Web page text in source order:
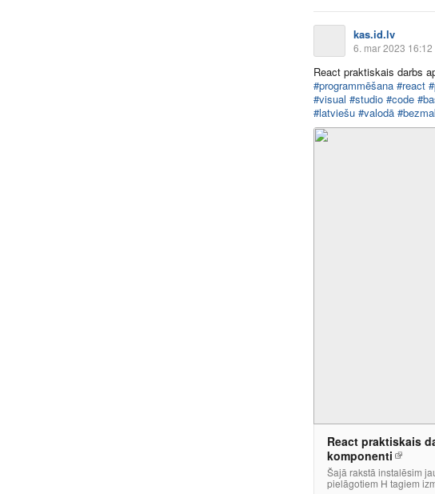
kas.id.lv
6. mar 2023 16:12
React praktiskais darbs
#programmēšana #react
#visual #studio #code
#latviešu #valodā
React praktiskais
komponenti
Šajā rakstā instalēsim
pielāgotiem H tagiem